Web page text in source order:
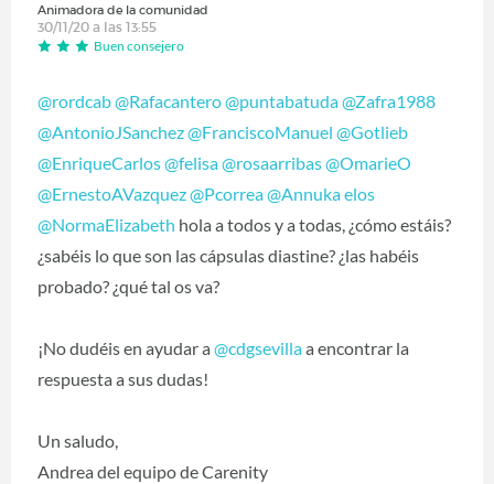
Animadora de la comunidad
30/11/20 a las 13:55
Buen consejero
@rordcab@Rafacantero@puntabatuda@Zafra1988
@AntonioJSanchez@FranciscoManuel @Gotlieb
@EnriqueCarlos@felisa@rosaarribas@OmarieO
@ErnestoAVazquez@Pcorrea@Annuka elos
@NormaElizabeth ‍ hola a todos y a todas, ¿cómo estáis?
¿sabéis lo que son las cápsulas diastine? ¿las habéis
probado? ¿qué tal os va?
¡No dudéis en ayudar a @cdgsevilla‍ a encontrar la
respuesta a sus dudas!
Un saludo,
Andrea del equipo de Carenity